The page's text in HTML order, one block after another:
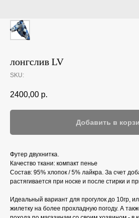
лонгслив LV
SKU:
2400,00 р.
Добавить в
Футер двухнитка.
Качество ткани: компакт пенье
Состав: 95% хлопок / 5% лайкра. За счет
растягивается при носке и после стирки и
Идеальный вариант для прогулок до 10гр,
жилетку на более прохладную погоду. А